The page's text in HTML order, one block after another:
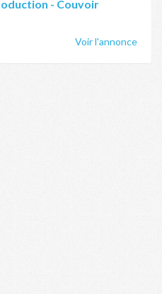
- Couvoir
Voir l'annonce